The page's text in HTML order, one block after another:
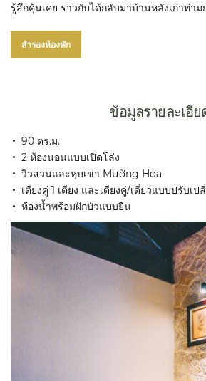
รู้สึกคุ้นเคย ราวกับได้กลับมาบ้านหลังเก่าท่าม
สำรองห้องพัก
ข้อมูลรายละเอีย
90 ตร.ม.
2 ห้องนอนแบบเปิดโล่ง
วิวสวนและหุบเขา Mường Hoa
เตียงคู่ 1 เตียง และเตียงคู่/เดี่ยวแบบปรับเป
ห้องน้ำพร้อมฝักบัวแบบยืน